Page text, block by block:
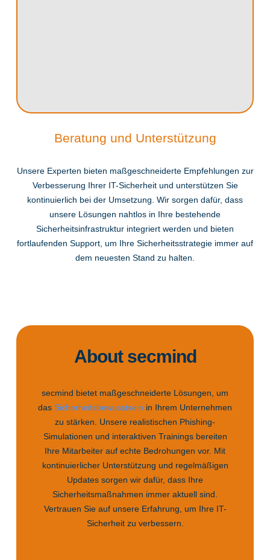
Beratung und Unterstützung
Unsere Experten bieten maßgeschneiderte Empfehlungen zur
Verbesserung Ihrer IT-Sicherheit und unterstützen Sie
kontinuierlich bei der Umsetzung. Wir sorgen dafür, dass
unsere Lösungen nahtlos in Ihre bestehende
Sicherheitsinfrastruktur integriert werden und bieten
fortlaufenden Support, um Ihre Sicherheitsstrategie immer auf
dem neuesten Stand zu halten.
About secmind
secmind bietet maßgeschneiderte Lösungen, um
das Sicherheitsbewusstsein in Ihrem Unternehmen
zu stärken. Unsere realistischen Phishing-
Simulationen und interaktiven Trainings bereiten
Ihre Mitarbeiter auf echte Bedrohungen vor. Mit
kontinuierlicher Unterstützung und regelmäßigen
Updates sorgen wir dafür, dass Ihre
Sicherheitsmaßnahmen immer aktuell sind.
Vertrauen Sie auf unsere Erfahrung, um Ihre IT-
Sicherheit zu verbessern.